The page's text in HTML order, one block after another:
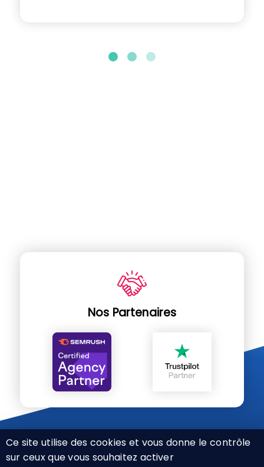
Nos Partenaires
Ce site utilise des cookies et vous donne le contrôle
sur ceux que vous souhaitez activer